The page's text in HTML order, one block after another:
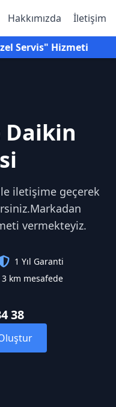
Hakkımızda İletişim
Servis" Hizmeti
Daikin
iletişime geçerek
vermekteyiz.
1 Yıl Garanti
3 km mesafede
38